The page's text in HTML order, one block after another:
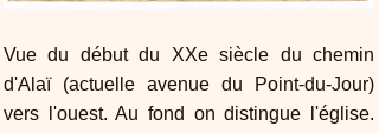
Vue du début du XXe siècle du chemin
d'Alaï (actuelle avenue du Point-du-Jour)
vers l'ouest. Au fond on distingue l'église.